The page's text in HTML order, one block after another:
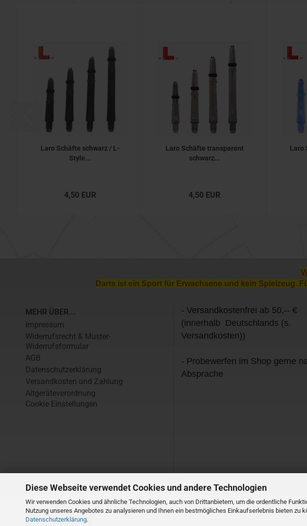
Diese Webseite verwendet Cookies und andere Technologien
Wir verwenden Cookies und ähnliche Technologien, auch von Drittanbietern, um die ordentliche
Nutzung unseres Angebotes zu analysieren und Ihnen ein bestmögliches Einkaufserlebnis bieten zu
Datenschutzerklärung.
Laro Schäfte schwarz / L-
Style...
4,50 EUR
Laro Schäfte transparent
schwarz...
4,50 EUR
Laro
Darts ist ein Sport für Erwachsene und kein Spielzeug.
MEHR ÜBER...
Impressum
Widerrufsrecht & Muster-
Widerrufsformular
AGB
Datenschutzerklärung
Versandkosten und Zahlung
Altgeräteverordnung
Cookie Einstellungen
- Versandkostenfrei ab 50,-- €
(innerhalb Deutschlands (s.
Versandkosten))
- Probewerfen im Shop gerne
Absprache
Vertrag widerrufen